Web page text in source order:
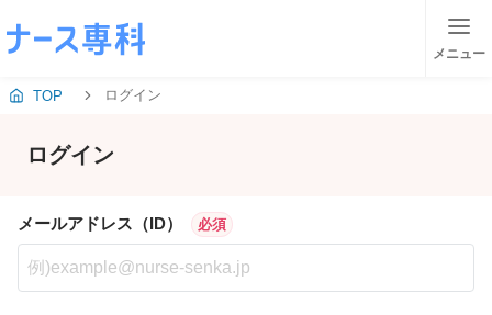
メニュー
TOP ログイン
ログイン
メールアドレス（ID） 必須